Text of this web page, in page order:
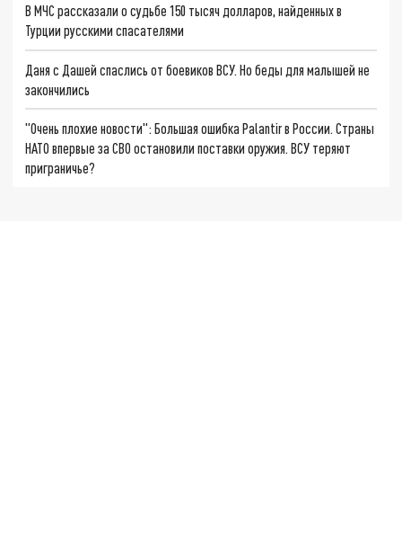
В МЧС рассказали о судьбе 150 тысяч долларов, найденных в
Турции русскими спасателями
Даня с Дашей спаслись от боевиков ВСУ. Но беды для малышей не
закончились
"Очень плохие новости": Большая ошибка Palantir в России. Страны
НАТО впервые за СВО остановили поставки оружия. ВСУ теряют
приграничье?